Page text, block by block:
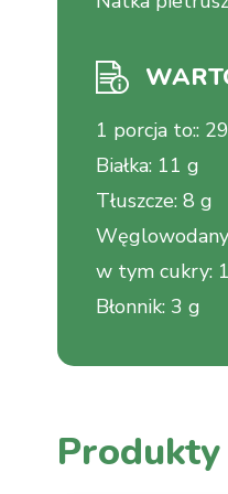
1 porcja to::
Białka: 11 g
Tłuszcze: 8 g
Węglowodany
w tym cukry:
Błonnik: 3 g